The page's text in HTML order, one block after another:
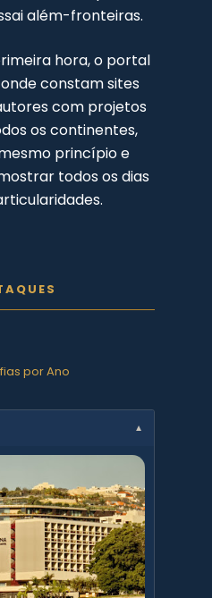
além-fronteiras.
hora, o portal
constam sites
com projetos
os continentes,
princípio e
todos os dias
por Ano
▼